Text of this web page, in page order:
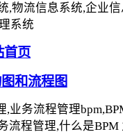
,物流信息系统,企业
系统
首页
和流程图
业务流程管理
流程管理,什么是BPM